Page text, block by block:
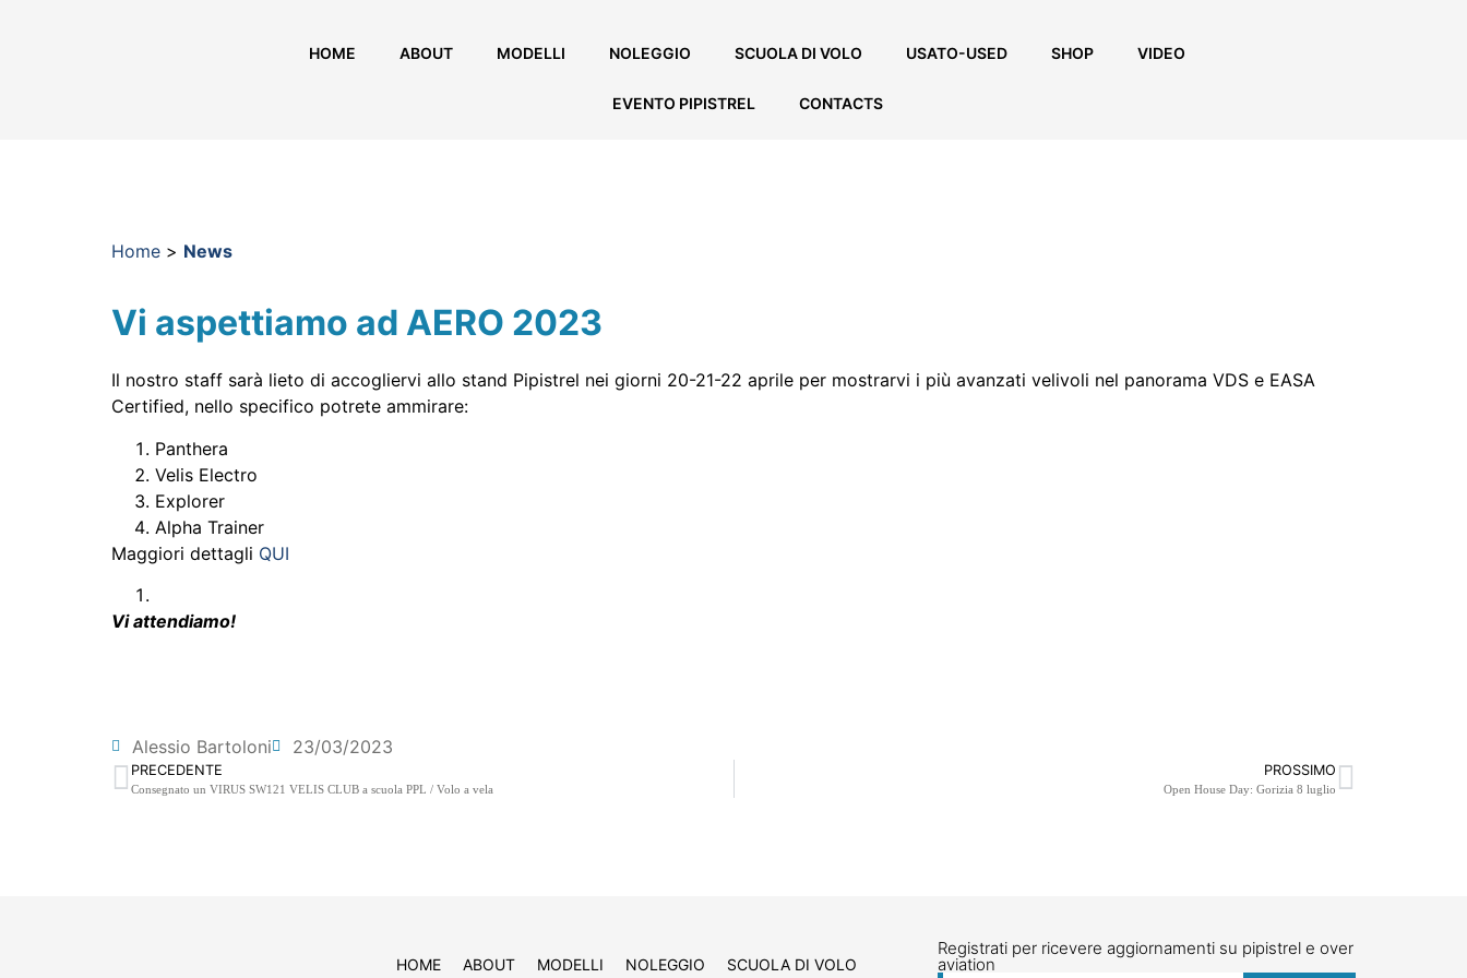
HOME ABOUT MODELLI NOLEGGIO SCUOLA DI VOLO USATO-USED SHOP VIDEO
EVENTO PIPISTREL CONTACTS
Home > News
Vi aspettiamo ad AERO 2023
Il nostro staff sarà lieto di accogliervi allo stand Pipistrel nei giorni 20-21-22 aprile per mostrarvi i più avanzati velivoli nel panorama VDS e EASA
Certified, nello specifico potrete ammirare:
Panthera
Velis Electro
Explorer
Alpha Trainer
Maggiori dettagli QUI
Vi attendiamo!
Alessio Bartoloni 23/03/2023
PRECEDENTE
Consegnato un VIRUS SW121 VELIS CLUB a scuola PPL / Volo a vela
PROSSIMO
Open House Day: Gorizia 8 luglio
HOME ABOUT MODELLI NOLEGGIO SCUOLA DI VOLO
Registrati per ricevere aggiornamenti su pipistrel e over
aviation